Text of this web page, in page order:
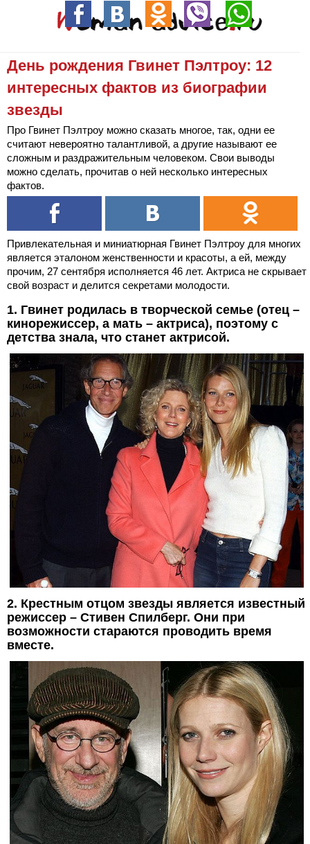
День рождения Гвинет Пэлтроу: 12
интересных фактов из биографии
звезды
Про Гвинет Пэлтроу можно сказать многое, так, одни ее
считают невероятно талантливой, а другие называют ее
сложным и раздражительным человеком. Свои выводы
можно сделать, прочитав о ней несколько интересных
фактов.
Привлекательная и миниатюрная Гвинет Пэлтроу для многих
является эталоном женственности и красоты, а ей, между
прочим, 27 сентября исполняется 46 лет. Актриса не скрывает
свой возраст и делится секретами молодости.
1. Гвинет родилась в творческой семье (отец –
кинорежиссер, а мать – актриса), поэтому с
детства знала, что станет актрисой.
2. Крестным отцом звезды является известный
режиссер – Стивен Спилберг. Они при
возможности стараются проводить время
вместе.